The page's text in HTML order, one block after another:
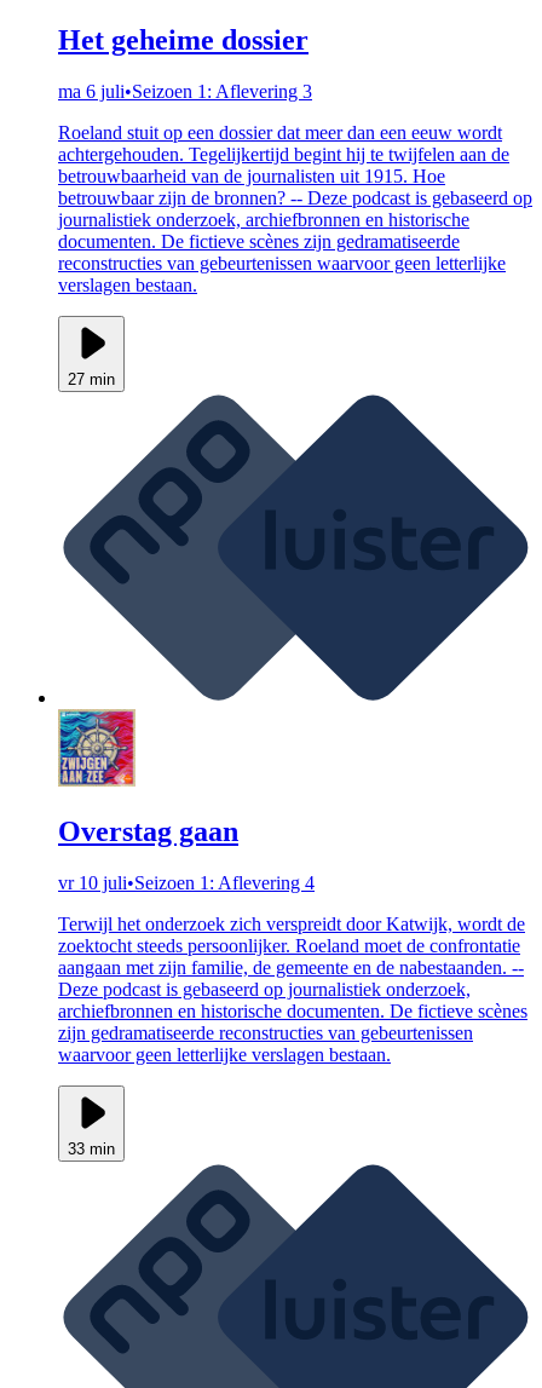
Het geheime dossier
ma 6 juli•Seizoen 1: Aflevering 3
Roeland stuit op een dossier dat meer dan een eeuw wordt
achtergehouden. Tegelijkertijd begint hij te twijfelen aan de
betrouwbaarheid van de journalisten uit 1915. Hoe
betrouwbaar zijn de bronnen? -- Deze podcast is gebaseerd op
journalistiek onderzoek, archiefbronnen en historische
documenten. De fictieve scènes zijn gedramatiseerde
reconstructies van gebeurtenissen waarvoor geen letterlijke
verslagen bestaan.
27 min
Overstag gaan
vr 10 juli•Seizoen 1: Aflevering 4
Terwijl het onderzoek zich verspreidt door Katwijk, wordt de
zoektocht steeds persoonlijker. Roeland moet de confrontatie
aangaan met zijn familie, de gemeente en de nabestaanden. --
Deze podcast is gebaseerd op journalistiek onderzoek,
archiefbronnen en historische documenten. De fictieve scènes
zijn gedramatiseerde reconstructies van gebeurtenissen
waarvoor geen letterlijke verslagen bestaan.
33 min